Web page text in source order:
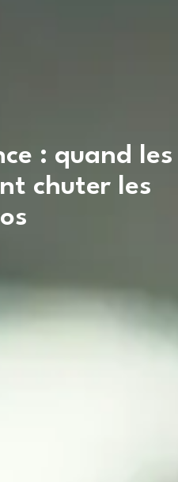
: quand les
chuter les